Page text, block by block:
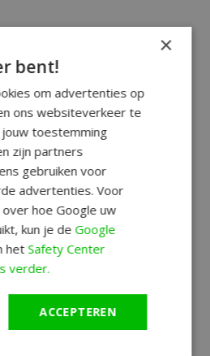
×
bent!
om advertenties op
ons websiteverkeer te
toestemming
zijn partners
gebruiken voor
advertenties. Voor
hoe Google uw
kun je deGoogle
hetSafety Center
verder.
ACCEPTEREN